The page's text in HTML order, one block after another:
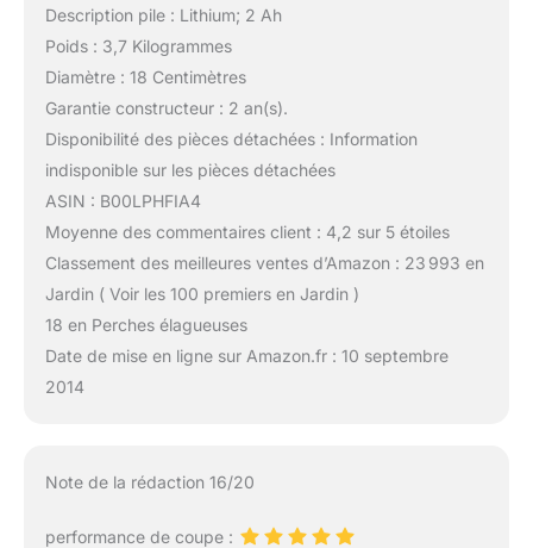
Description pile : Lithium; 2 Ah
Poids : 3,7 Kilogrammes
Diamètre : 18 Centimètres
Garantie constructeur : 2 an(s).
Disponibilité des pièces détachées : Information
indisponible sur les pièces détachées
ASIN : B00LPHFIA4
Moyenne des commentaires client : 4,2 sur 5 étoiles
Classement des meilleures ventes d’Amazon : 23 993 en
Jardin ( Voir les 100 premiers en Jardin )
18 en Perches élagueuses
Date de mise en ligne sur Amazon.fr : 10 septembre
2014
Note de la rédaction 16/20
performance de coupe :